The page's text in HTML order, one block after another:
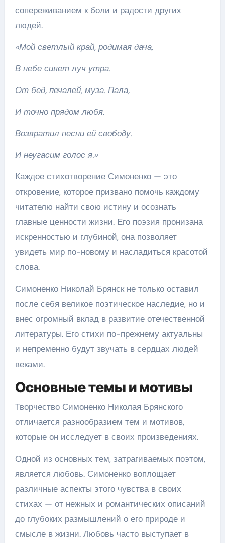
сопереживанием к боли и радости других
людей.
«Мой светлый край, родимая дача,
В небе сияет луч утра.
От бед, печалей, муза. Пала,
И точно прядом любя.
Возвратил песни ей свободу.
И неугасим голос я.»
Каждое стихотворение Симоненко — это
откровение, которое призвано помочь каждому
читателю найти свою истину и осознать
главные ценности жизни. Его поэзия пронизана
искренностью и глубиной, она позволяет
увидеть мир по-новому и насладиться красотой
слова.
Симоненко Николай Брянск не только оставил
после себя великое поэтическое наследие, но и
внес огромный вклад в развитие отечественной
литературы. Его стихи по-прежнему актуальны
и непременно будут звучать в сердцах людей
веками.
Основные темы и мотивы
Творчество Симоненко Николая Брянского
отличается разнообразием тем и мотивов,
которые он исследует в своих произведениях.
Одной из основных тем, затрагиваемых поэтом,
является любовь. Симоненко воплощает
различные аспекты этого чувства в своих
стихах — от нежных и романтических описаний
до глубоких размышлений о его природе и
смысле в жизни. Любовь часто выступает в